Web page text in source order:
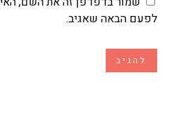
לפעם הבאה שאגיב.